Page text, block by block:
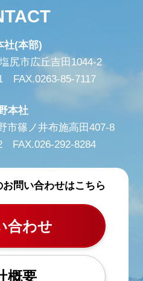
社(本部)
尻市広丘吉田1044-2
FAX.0263-85-7117
本社
市篠ノ井布施高田407-8
FAX.026-292-8284
問い合わせはこちら
合わせ
概要